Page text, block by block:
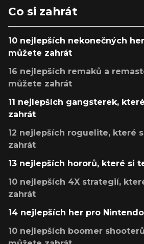
Co si zahrát
10 nejlepších nekonečných
můžete zahrát
16 nejlepších remaků a
můžete zahrát
11 nejlepších gangsterek,
zahrát
12 nejlepších roguelite, které
zahrát
13 nejlepších hororů, které si
10 nejlepších 4X strategií,
zahrát
14 nejlepších her pro
10 nejlepších boomer